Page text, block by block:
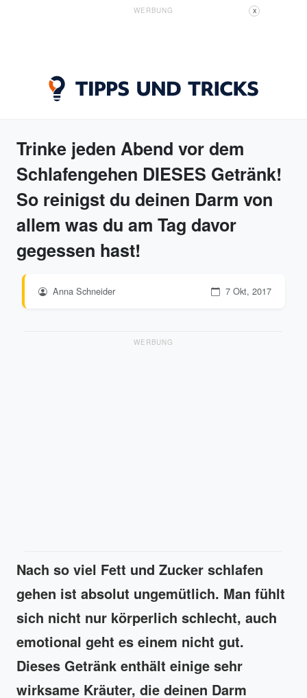
WERBUNG X
Trinke jeden Abend vor dem
Schlafengehen DIESES Getränk!
So reinigst du deinen Darm von
allem was du am Tag davor
gegessen hast!
Anna Schneider 7 Okt, 2017
WERBUNG
Nach so viel Fett und Zucker schlafen
gehen ist absolut ungemütlich. Man fühlt
sich nicht nur körperlich schlecht, auch
emotional geht es einem nicht gut.
Dieses Getränk enthält einige sehr
wirksame Kräuter, die deinen Darm